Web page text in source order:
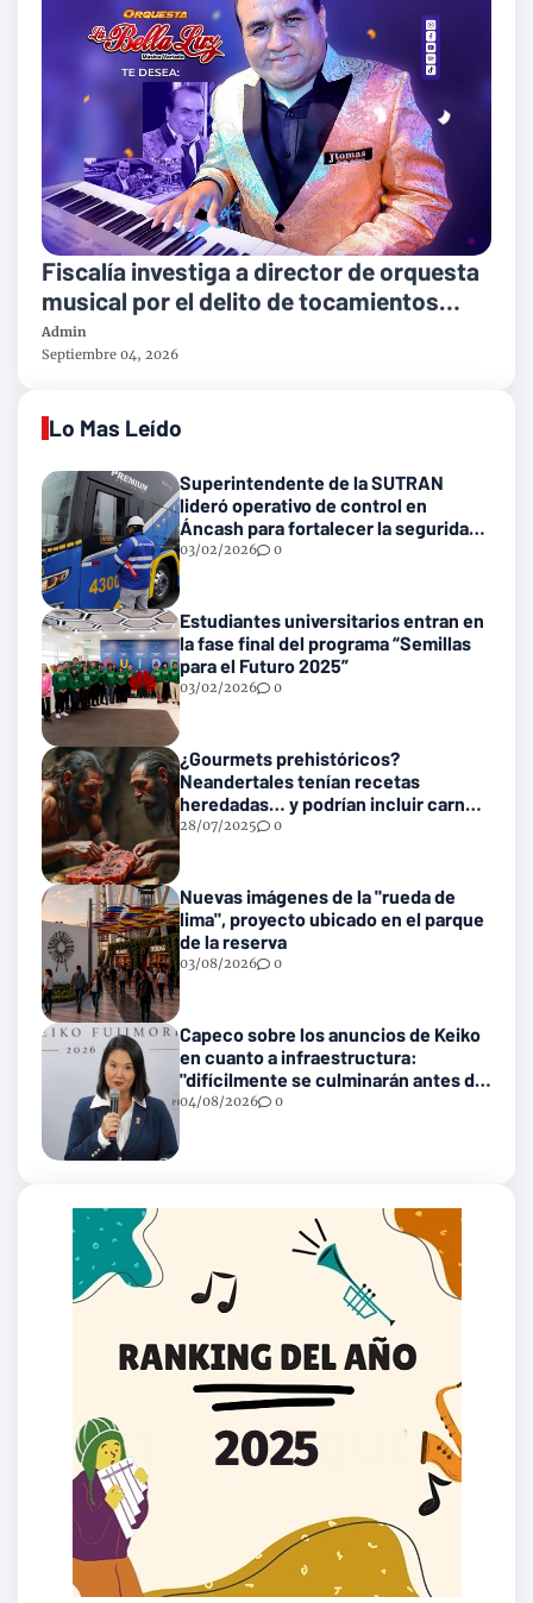
Fiscalía investiga a director de orquesta
musical por el delito de tocamientos
indebidos
Admin
Septiembre 04, 2026
Lo Mas Leído
Superintendente de la SUTRAN
lideró operativo de control en
Áncash para fortalecer la seguridad
en las vías nacionales
03/02/2026 0
Estudiantes universitarios entran en
la fase final del programa “Semillas
para el Futuro 2025”
03/02/2026 0
¿Gourmets prehistóricos?
Neandertales tenían recetas
heredadas… y podrían incluir carne
con gusanos
28/07/2025 0
Nuevas imágenes de la "rueda de
lima", proyecto ubicado en el parque
de la reserva
03/08/2026 0
Capeco sobre los anuncios de Keiko
en cuanto a infraestructura:
"difícilmente se culminarán antes del
2031"
04/08/2026 0